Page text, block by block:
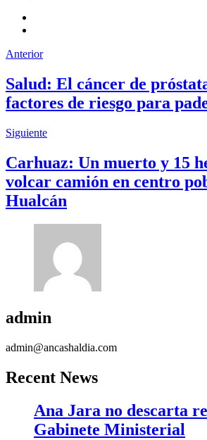
Anterior
Salud: El cáncer de
factores de riesgo para
Siguiente
Carhuaz: Un muerto y 15
volcar camión en centro
Hualcán
admin
admin@ancashaldia.com
Recent News
Ana Jara no descarta
Gabinete Ministerial